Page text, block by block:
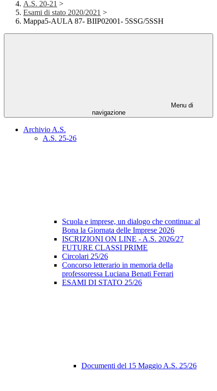
A.S. 20-21 >
Esami di stato 2020/2021 >
Mappa5-AULA 87- BIIP02001- 5SSG/5SSH
Menu di
navigazione
Archivio A.S.
A.S. 25-26
Scuola e imprese, un dialogo che continua: al
Bona la Giornata delle Imprese 2026
ISCRIZIONI ON LINE - A.S. 2026/27
FUTURE CLASSI PRIME
Circolari 25/26
Concorso letterario in memoria della
professoressa Luciana Benati Ferrari
ESAMI DI STATO 25/26
Documenti del 15 Maggio A.S. 25/26